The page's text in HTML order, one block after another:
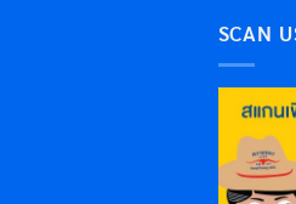
SCAN